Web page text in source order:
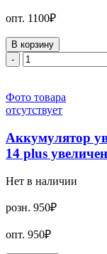
опт. 1100₽
В корзину
-
Фото товара
отсутствует
Аккумулятор
14 plus
Нет в наличии
розн. 950₽
опт. 950₽